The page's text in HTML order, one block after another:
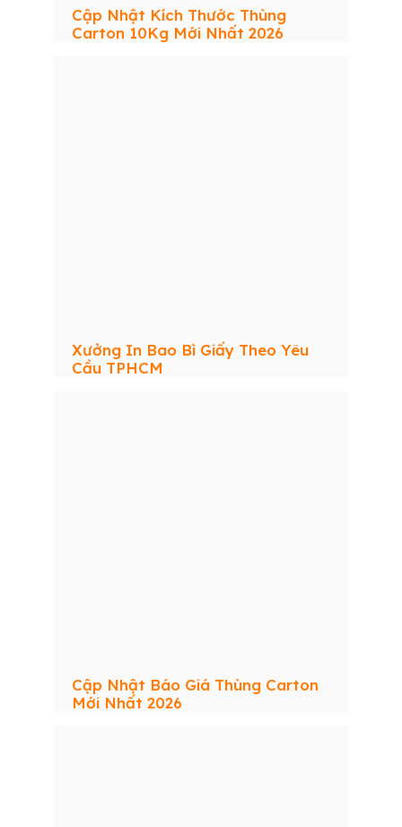
Cập Nhật Kích Thước Thùng
Carton 10Kg Mới Nhất 2026
Xưởng In Bao Bì Giấy Theo Yêu
Cầu TPHCM
Cập Nhật Báo Giá Thùng Carton
Mới Nhất 2026